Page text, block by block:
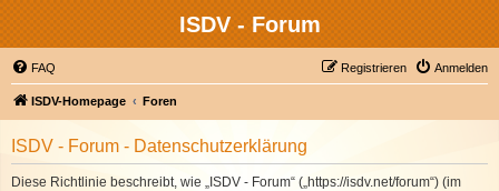
ISDV - Forum
FAQ Anmelden
Registrieren
ISDV-Homepage Foren
ISDV - Forum - Datenschutzerklärung
Diese Richtlinie beschreibt, wie „ISDV - Forum“ („https://isdv.net/forum“) (im